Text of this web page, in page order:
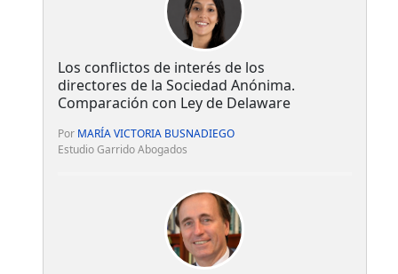
Los conflictos de interés de los
directores de la Sociedad Anónima.
Comparación con Ley de Delaware
Por MARÍA VICTORIA BUSNADIEGO
Estudio Garrido Abogados